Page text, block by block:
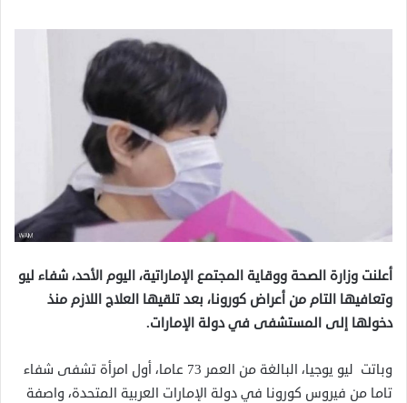
أعلنت وزارة الصحة ووقاية المجتمع الإماراتية، اليوم الأحد، شفاء ليو
وتعافيها التام من أعراض كورونا، بعد تلقيها العلاج اللازم منذ
دخولها إلى المستشفى في دولة الإمارات.
وباتت ليو يوجيا، البالغة من العمر 73 عاما، أول امرأة تشفى شفاء
تاما من فيروس كورونا في دولة الإمارات العربية المتحدة، واصفة